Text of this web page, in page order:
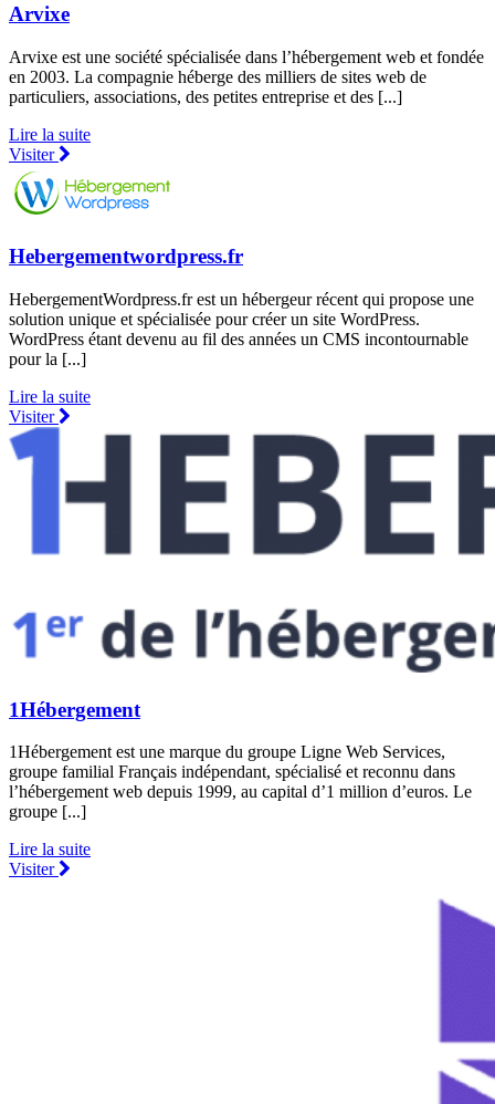
Arvixe
Arvixe est une société spécialisée dans l’hébergement web et fondée
en 2003. La compagnie héberge des milliers de sites web de
particuliers, associations, des petites entreprise et des [...]
Lire la suite
Visiter
Hebergementwordpress.fr
HebergementWordpress.fr est un hébergeur récent qui propose une
solution unique et spécialisée pour créer un site WordPress.
WordPress étant devenu au fil des années un CMS incontournable
pour la [...]
Lire la suite
Visiter
1Hébergement
1Hébergement est une marque du groupe Ligne Web Services,
groupe familial Français indépendant, spécialisé et reconnu dans
l’hébergement web depuis 1999, au capital d’1 million d’euros. Le
groupe [...]
Lire la suite
Visiter